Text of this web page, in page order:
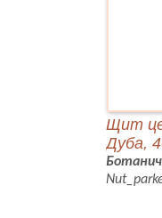
Щит
Дуба,